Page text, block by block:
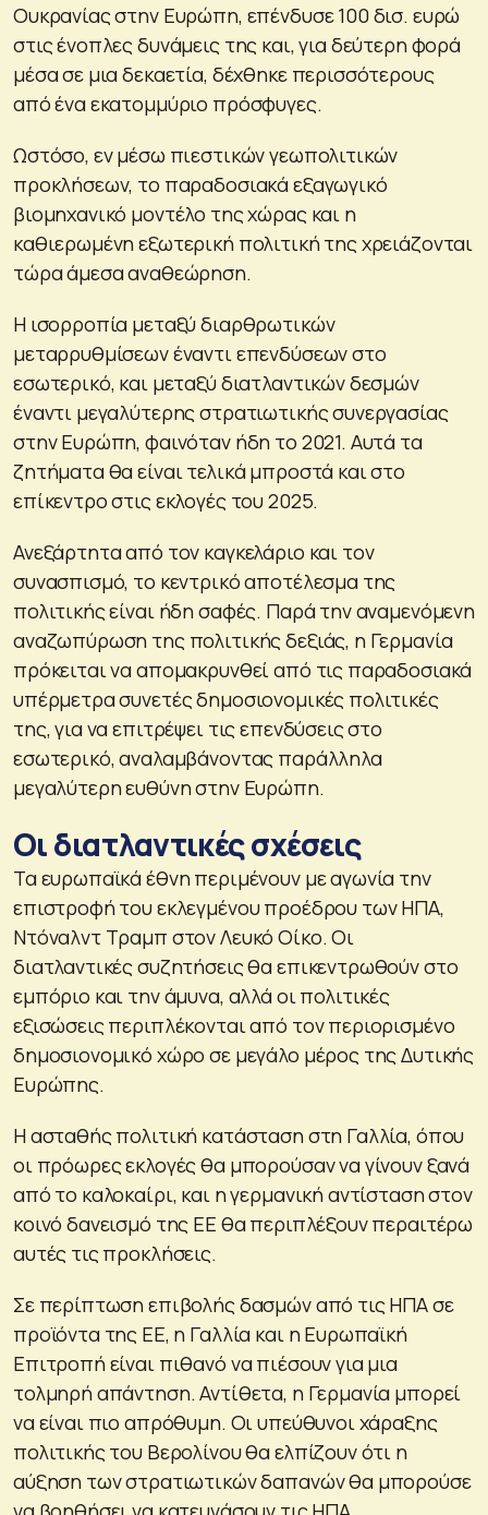
Ουκρανίας στην Ευρώπη, επένδυσε 100 δισ. ευρώ
στις ένοπλες δυνάμεις της και, για δεύτερη φορά
μέσα σε μια δεκαετία, δέχθηκε περισσότερους
από ένα εκατομμύριο πρόσφυγες.
Ωστόσο, εν μέσω πιεστικών γεωπολιτικών
προκλήσεων, το παραδοσιακά εξαγωγικό
βιομηχανικό μοντέλο της χώρας και η
καθιερωμένη εξωτερική πολιτική της χρειάζονται
τώρα άμεσα αναθεώρηση.
Η ισορροπία μεταξύ διαρθρωτικών
μεταρρυθμίσεων έναντι επενδύσεων στο
εσωτερικό, και μεταξύ διατλαντικών δεσμών
έναντι μεγαλύτερης στρατιωτικής συνεργασίας
στην Ευρώπη, φαινόταν ήδη το 2021. Αυτά τα
ζητήματα θα είναι τελικά μπροστά και στο
επίκεντρο στις εκλογές του 2025.
Ανεξάρτητα από τον καγκελάριο και τον
συνασπισμό, το κεντρικό αποτέλεσμα της
πολιτικής είναι ήδη σαφές. Παρά την αναμενόμενη
αναζωπύρωση της πολιτικής δεξιάς, η Γερμανία
πρόκειται να απομακρυνθεί από τις παραδοσιακά
υπέρμετρα συνετές δημοσιονομικές πολιτικές
της, για να επιτρέψει τις επενδύσεις στο
εσωτερικό, αναλαμβάνοντας παράλληλα
μεγαλύτερη ευθύνη στην Ευρώπη.
Οι διατλαντικές σχέσεις
Τα ευρωπαϊκά έθνη περιμένουν με αγωνία την
επιστροφή του εκλεγμένου προέδρου των ΗΠΑ,
Ντόναλντ Τραμπ στον Λευκό Οίκο. Οι
διατλαντικές συζητήσεις θα επικεντρωθούν στο
εμπόριο και την άμυνα, αλλά οι πολιτικές
εξισώσεις περιπλέκονται από τον περιορισμένο
δημοσιονομικό χώρο σε μεγάλο μέρος της Δυτικής
Ευρώπης.
Η ασταθής πολιτική κατάσταση στη Γαλλία, όπου
οι πρόωρες εκλογές θα μπορούσαν να γίνουν ξανά
από το καλοκαίρι, και η γερμανική αντίσταση στον
κοινό δανεισμό της ΕΕ θα περιπλέξουν περαιτέρω
αυτές τις προκλήσεις.
Σε περίπτωση επιβολής δασμών από τις ΗΠΑ σε
προϊόντα της ΕΕ, η Γαλλία και η Ευρωπαϊκή
Επιτροπή είναι πιθανό να πιέσουν για μια
τολμηρή απάντηση. Αντίθετα, η Γερμανία μπορεί
να είναι πιο απρόθυμη. Οι υπεύθυνοι χάραξης
πολιτικής του Βερολίνου θα ελπίζουν ότι η
αύξηση των στρατιωτικών δαπανών θα μπορούσε